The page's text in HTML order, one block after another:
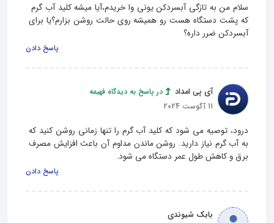
سلام من به تازگی آبسردکن یونی وا خریدم،آیا میشه کلید آب گرم
که پشت دستگاه هست رو همیشه روی حالت روشن بزارم؟یا برای
آبسردکن ضرر داره؟
پاسخ دادن
آی پی امداد
در پاسخ به دیدگاه فهیمه
11 آگوست 2024
درود، توصیه می‌ شود که کلید آب گرم را تنها زمانی روشن کنید که
به آب گرم نیاز دارید. روشن ماندن مداوم آن باعث افزایش مصرف
برق و کاهش طول عمر دستگاه می شود.
پاسخ دادن
بابک شیوندی